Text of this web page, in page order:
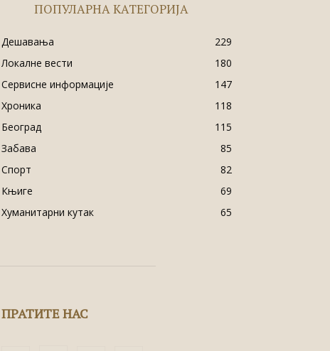
ПОПУЛАРНА КАТЕГОРИЈА
Дешавања
229
Локалне вести
180
Сервисне информације
147
Хроника
118
Београд
115
Забава
85
Спорт
82
Књиге
69
Хуманитарни кутак
65
ПРАТИТЕ НАС